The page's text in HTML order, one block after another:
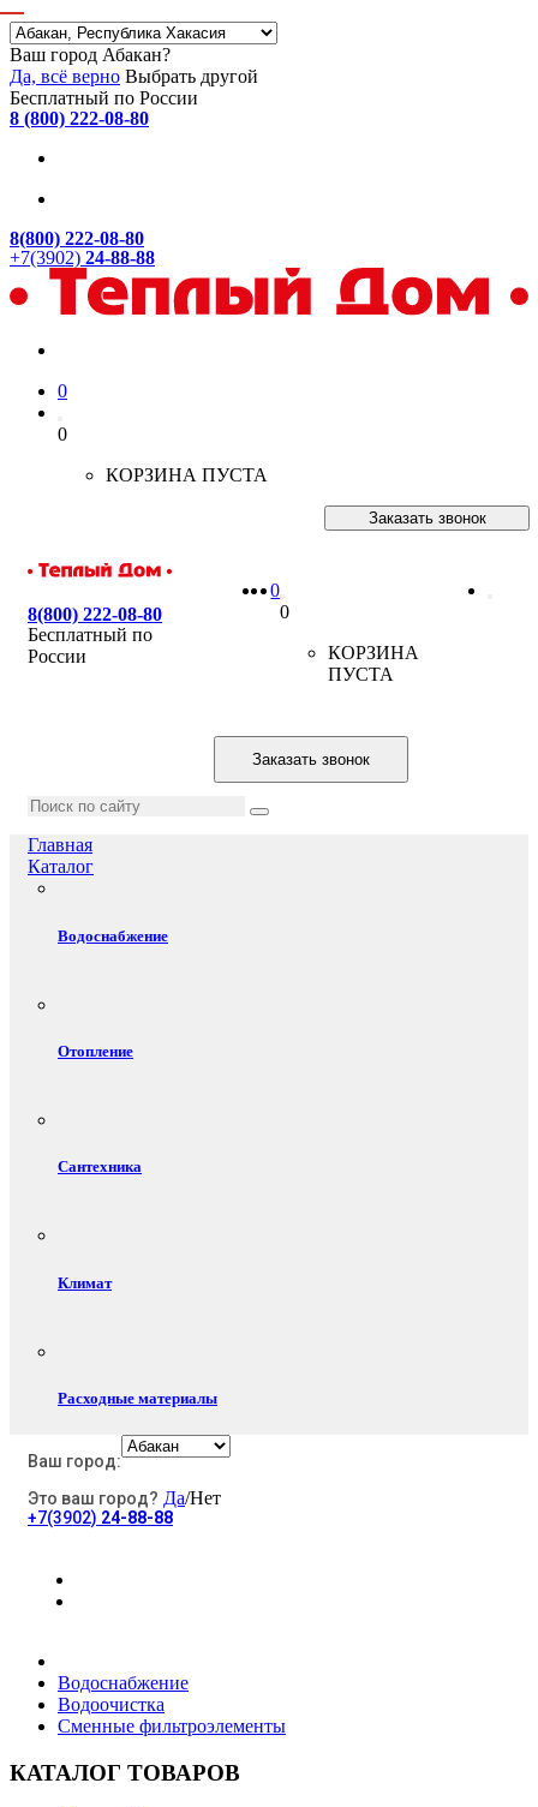
Ваш город Абакан?
Да, всё верно Выбрать другой
Бесплатный по России
8 (800) 222-08-80
8(800) 222-08-80
+7(3902) 24-88-88
0
0
КОРЗИНА ПУСТА
Заказать звонок
8(800) 222-08-80
Бесплатный по
России
0
0
КОРЗИНА
ПУСТА
Заказать звонок
Главная
Каталог
Водоснабжение
Отопление
Сантехника
Климат
Расходные материалы
Электротовары
Ваш город:
Это ваш город? Да/Нет
+7(3902) 24-88-88
Водоснабжение
Водоочистка
Сменные фильтроэлементы
КАТАЛОГ ТОВАРОВ